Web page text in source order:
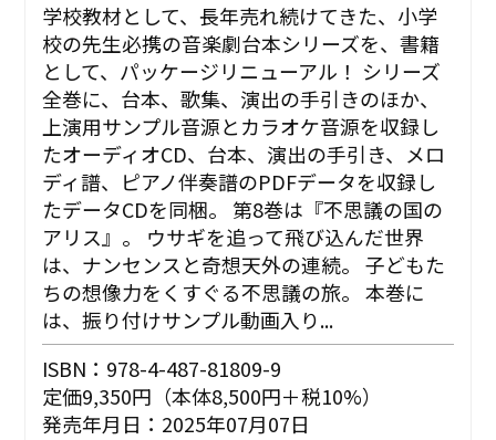
学校教材として、長年売れ続けてきた、小学
校の先生必携の音楽劇台本シリーズを、書籍
として、パッケージリニューアル！ シリーズ
全巻に、台本、歌集、演出の手引きのほか、
上演用サンプル音源とカラオケ音源を収録し
たオーディオCD、台本、演出の手引き、メロ
ディ譜、ピアノ伴奏譜のPDFデータを収録し
たデータCDを同梱。 第8巻は『不思議の国の
アリス』。 ウサギを追って飛び込んだ世界
は、ナンセンスと奇想天外の連続。 子どもた
ちの想像力をくすぐる不思議の旅。 本巻に
は、振り付けサンプル動画入り...
ISBN：978-4-487-81809-9
定価9,350円（本体8,500円＋税10%）
発売年月日：2025年07月07日